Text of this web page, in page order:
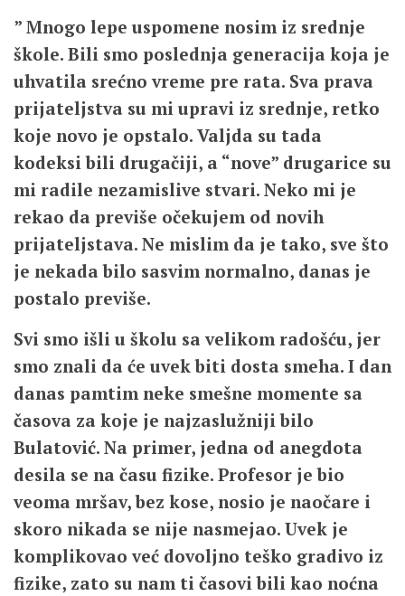
” Mnogo lepe uspomene nosim iz srednje
škole. Bili smo poslednja generacija koja je
uhvatila srećno vreme pre rata. Sva prava
prijateljstva su mi upravi iz srednje, retko
koje novo je opstalo. Valjda su tada
kodeksi bili drugačiji, a “nove” drugarice su
mi radile nezamislive stvari. Neko mi je
rekao da previše očekujem od novih
prijateljstava. Ne mislim da je tako, sve što
je nekada bilo sasvim normalno, danas je
postalo previše.
Svi smo išli u školu sa velikom radošću, jer
smo znali da će uvek biti dosta smeha. I dan
danas pamtim neke smešne momente sa
časova za koje je najzaslužniji bilo
Bulatović. Na primer, jedna od anegdota
desila se na času fizike. Profesor je bio
veoma mršav, bez kose, nosio je naočare i
skoro nikada se nije nasmejao. Uvek je
komplikovao već dovoljno teško gradivo iz
fizike, zato su nam ti časovi bili kao noćna